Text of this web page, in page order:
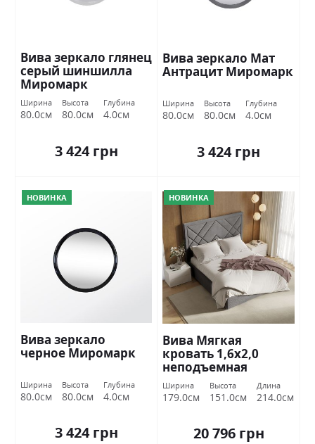
Вива зеркало глянец
серый шиншилла
Миромарк
Ширина
80.0см
Высота
80.0см
Глубина
4.0см
3 424 грн
Вива зеркало Мат
Антрацит Миромарк
Ширина
80.0см
Высота
80.0см
Глубина
4.0см
3 424 грн
НОВИНКА
Вива зеркало
черное Миромарк
Ширина
80.0см
Высота
80.0см
Глубина
4.0см
3 424 грн
НОВИНКА
Вива Мягкая
кровать 1,6х2,0
неподъемная
Миромарк
Ширина
179.0см
Высота
151.0см
Длина
214.0см
20 796 грн